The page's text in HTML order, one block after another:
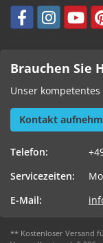
Brauchen Sie
Unser
Kontakt
Telefon:
Servicezeiten:
E-Mail:
** Kostenloser Versand